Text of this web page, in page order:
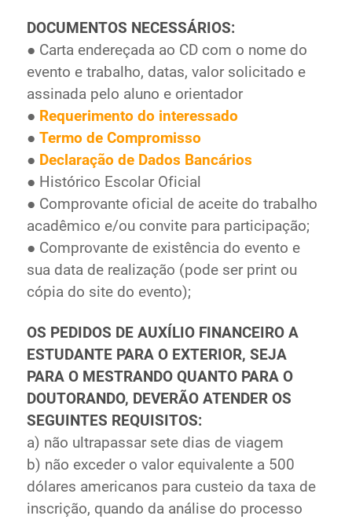
DOCUMENTOS NECESSÁRIOS:
● Carta endereçada ao CD com o nome do
evento e trabalho, datas, valor solicitado e
assinada pelo aluno e orientador
● Requerimento do interessado
● Termo de Compromisso
● Declaração de Dados Bancários
● Histórico Escolar Oficial
● Comprovante oficial de aceite do trabalho
acadêmico e/ou convite para participação;
● Comprovante de existência do evento e
sua data de realização (pode ser print ou
cópia do site do evento);
OS PEDIDOS DE AUXÍLIO FINANCEIRO A
ESTUDANTE PARA O EXTERIOR, SEJA
PARA O MESTRANDO QUANTO PARA O
DOUTORANDO, DEVERÃO ATENDER OS
SEGUINTES REQUISITOS:
a) não ultrapassar sete dias de viagem
b) não exceder o valor equivalente a 500
dólares americanos para custeio da taxa de
inscrição, quando da análise do processo